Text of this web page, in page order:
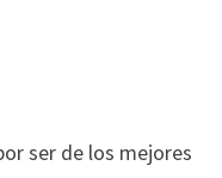
ser de los mejores